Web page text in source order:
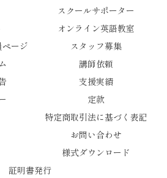
スクールサポーター
オンライン英語教室
ージ
スタッフ募集
講師依頼
支援実績
定款
特定商取引法に基づく表記
お問い合わせ
様式ダウンロード
証明書発行